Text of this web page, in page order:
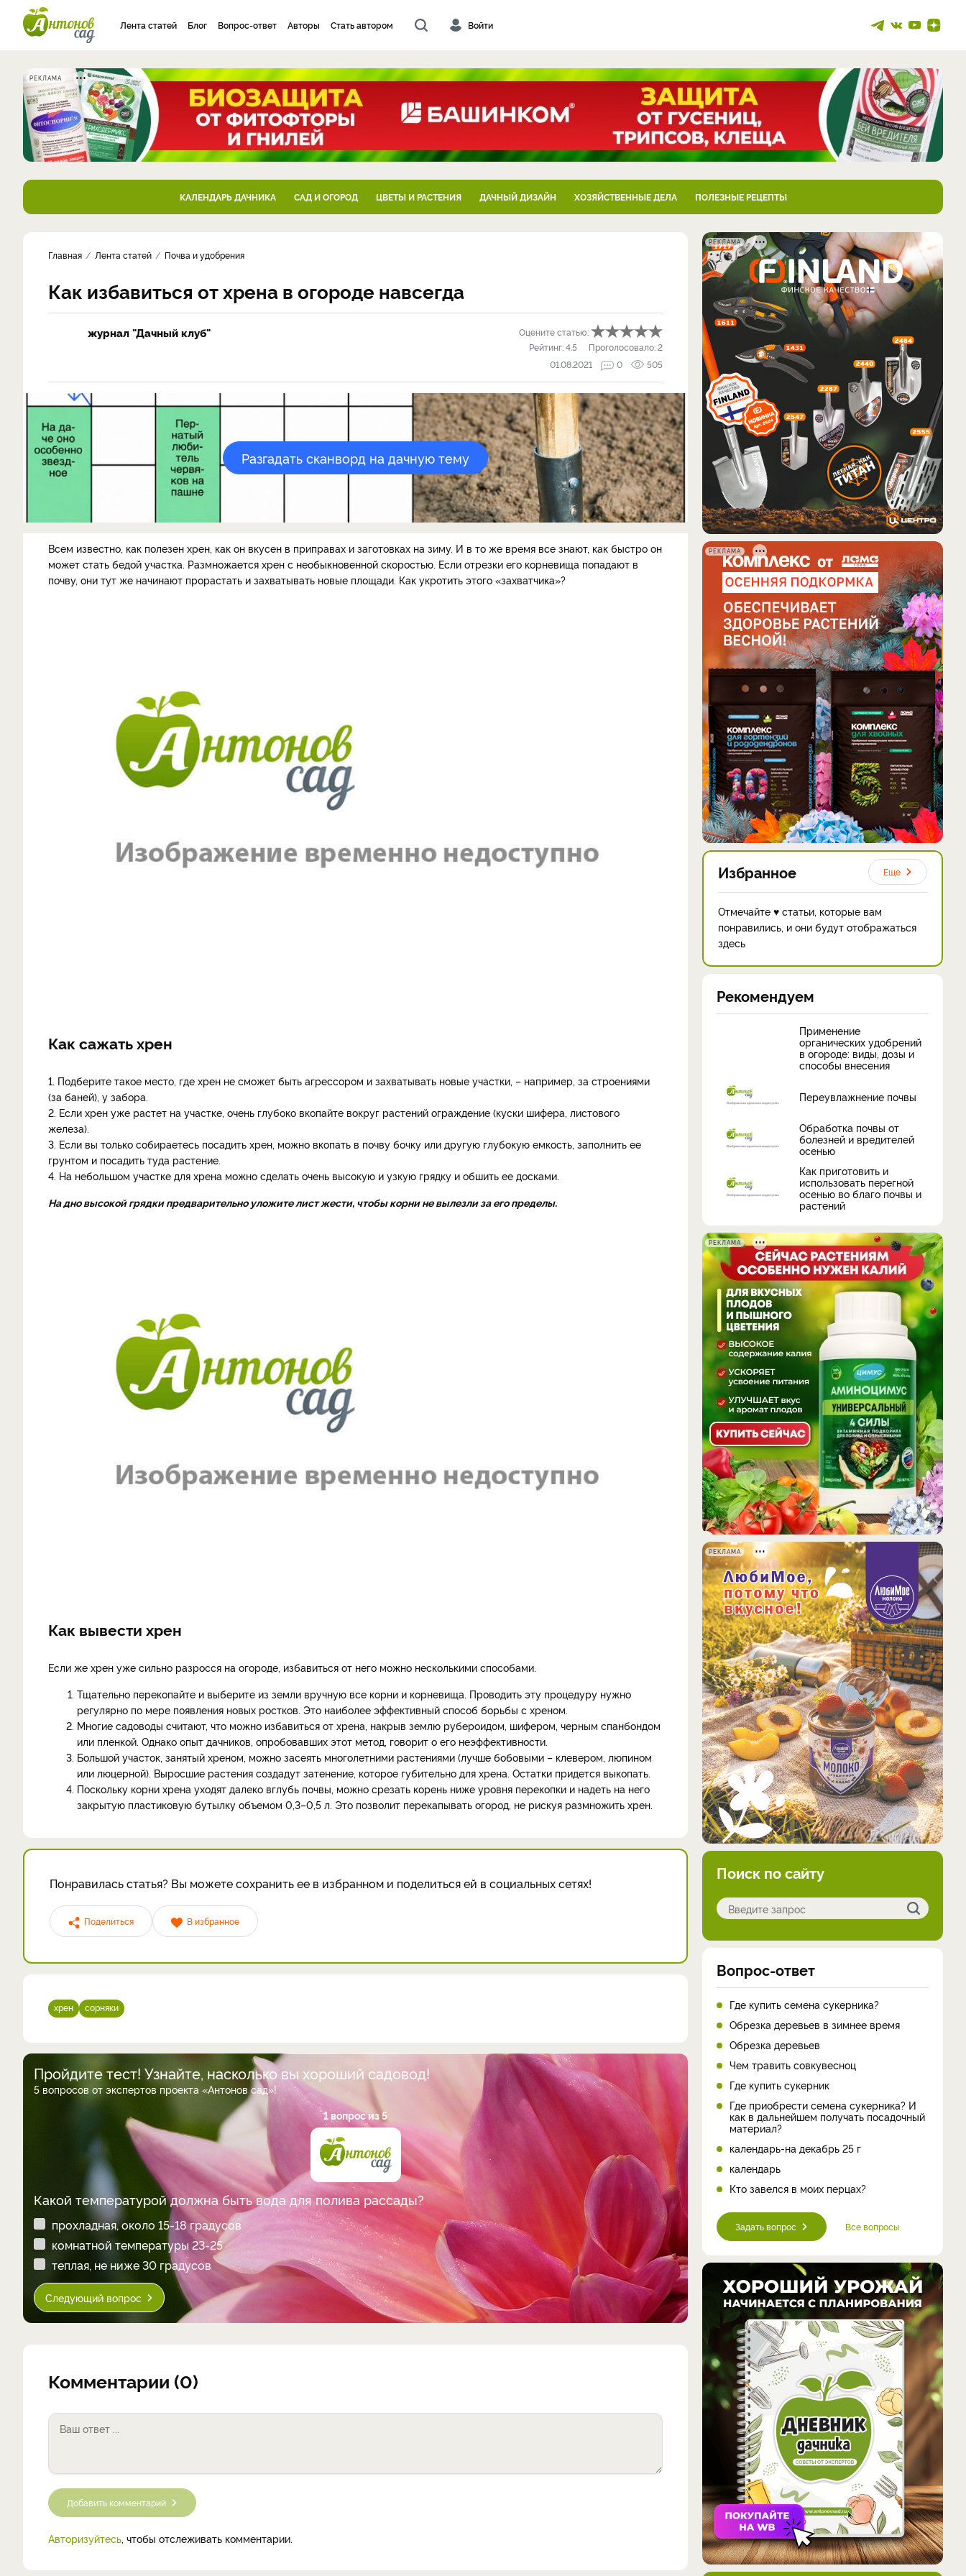
Лента статей Блог Вопрос-ответ Авторы Стать автором Войти
РЕКЛАМА
КАЛЕНДАРЬ ДАЧНИКА САД И ОГОРОД ЦВЕТЫ И РАСТЕНИЯ ДАЧНЫЙ ДИЗАЙН ХОЗЯЙСТВЕННЫЕ ДЕЛА ПОЛЕЗНЫЕ РЕЦЕПТЫ
Главная Лента статей Почва и удобрения
Как избавиться от хрена в огороде навсегда
журнал "Дачный клуб"
Оцените статью:
Рейтинг:4.5 Проголосовало:2
01.08.2021
0 505
Разгадать сканворд на дачную тему
Всем известно, как полезен хрен, как он вкусен в приправах и заготовках на зиму. И в то же время все знают, как быстро он
может стать бедой участка. Размножается хрен с необыкновенной скоростью. Если отрезки его корневища попадают в
почву, они тут же начинают прорастать и захватывать новые площади. Как укротить этого «захватчика»?
Как сажать хрен
1. Подберите такое место, где хрен не сможет быть агрессором и захватывать новые участки, – например, за строениями
(за баней), у забора.
2. Если хрен уже растет на участке, очень глубоко вкопайте вокруг растений ограждение (куски шифера, листового
железа).
3. Если вы только собираетесь посадить хрен, можно вкопать в почву бочку или другую глубокую емкость, заполнить ее
грунтом и посадить туда растение.
4. На небольшом участке для хрена можно сделать очень высокую и узкую грядку и обшить ее досками.
На дно высокой грядки предварительно уложите лист жести, чтобы корни не вылезли за его пределы.
Как вывести хрен
Если же хрен уже сильно разросся на огороде, избавиться от него можно несколькими способами.
Тщательно перекопайте и выберите из земли вручную все корни и корневища. Проводить эту процедуру нужно
регулярно по мере появления новых ростков. Это наиболее эффективный способ борьбы с хреном.
Многие садоводы считают, что можно избавиться от хрена, накрыв землю рубероидом, шифером, черным спанбондом
или пленкой. Однако опыт дачников, опробовавших этот метод, говорит о его неэффективности.
Большой участок, занятый хреном, можно засеять многолетними растениями (лучше бобовыми – клевером, люпином
или люцерной). Выросшие растения создадут затенение, которое губительно для хрена. Остатки придется выкопать.
Поскольку корни хрена уходят далеко вглубь почвы, можно срезать корень ниже уровня перекопки и надеть на него
закрытую пластиковую бутылку объемом 0,3–0,5 л. Это позволит перекапывать огород, не рискуя размножить хрен.
Понравилась статья? Вы можете сохранить ее в избранном и поделиться ей в социальных сетях!
Поделиться В избранное
хрен сорняки
Пройдите тест! Узнайте, насколько вы хороший садовод!
5 вопросов от экспертов проекта «Антонов сад»!
1 вопрос из 5
Какой температурой должна быть вода для полива рассады?
прохладная, около 15-18 градусов
комнатной температуры 23-25
теплая, не ниже 30 градусов
Следующий вопрос
Комментарии (0)
Добавить комментарий
Авторизуйтесь, чтобы отслеживать комментарии.
РЕКЛАМА
РЕКЛАМА
Избранное Еще
Отмечайте ♥ статьи, которые вам
понравились, и они будут отображаться
здесь
Рекомендуем
Применение
органических удобрений
в огороде: виды, дозы и
способы внесения
Переувлажнение почвы
Обработка почвы от
болезней и вредителей
осенью
Как приготовить и
использовать перегной
осенью во благо почвы и
растений
РЕКЛАМА
РЕКЛАМА
Поиск по сайту
Вопрос-ответ
Где купить семена сукерника?
Обрезка деревьев в зимнее время
Обрезка деревьев
Чем травить совкувесноц
Где купить сукерник
Где приобрести семена сукерника? И
как в дальнейшем получать посадочный
материал?
календарь-на декабрь 25 г
календарь
Кто завелся в моих перцах?
Задать вопрос Все вопросы